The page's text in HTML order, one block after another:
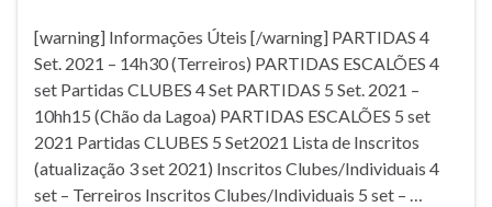
[warning] Informações Úteis [/warning] PARTIDAS 4
Set. 2021 – 14h30 (Terreiros) PARTIDAS ESCALÕES 4
set Partidas CLUBES 4 Set PARTIDAS 5 Set. 2021 –
10hh15 (Chão da Lagoa) PARTIDAS ESCALÕES 5 set
2021 Partidas CLUBES 5 Set2021 Lista de Inscritos
(atualização 3 set 2021) Inscritos Clubes/Individuais 4
set – Terreiros Inscritos Clubes/Individuais 5 set – …